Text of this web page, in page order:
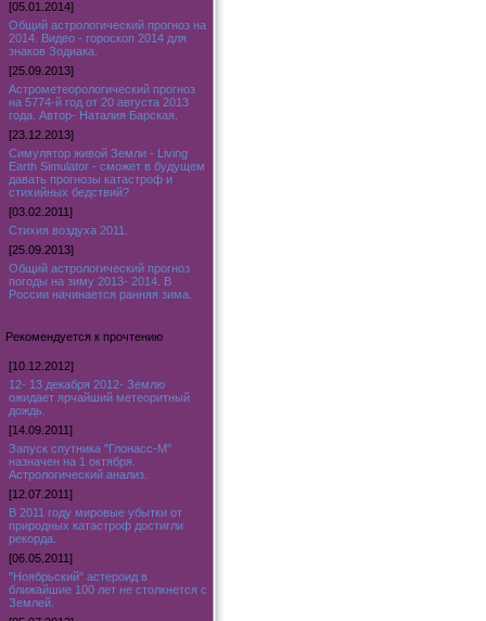
[05.01.2014]
Общий астрологический прогноз на
2014. Видео - гороскоп 2014 для
знаков Зодиака.
[25.09.2013]
Астрометеорологический прогноз
на 5774-й год от 20 августа 2013
года. Автор- Наталия Барская.
[23.12.2013]
Симулятор живой Земли - Living
Earth Simulator - сможет в будущем
давать прогнозы катастроф и
стихийных бедствий?
[03.02.2011]
Стихия воздуха 2011.
[25.09.2013]
Общий астрологический прогноз
погоды на зиму 2013- 2014. В
России начинается ранняя зима.
Рекомендуется к прочтению
[10.12.2012]
12- 13 декабря 2012- Землю
ожидает ярчайший метеоритный
дождь.
[14.09.2011]
Запуск спутника "Глонасс-М"
назначен на 1 октября.
Астрологический анализ.
[12.07.2011]
В 2011 году мировые убытки от
природных катастроф достигли
рекорда.
[06.05.2011]
"Ноябрьский" астероид в
ближайшие 100 лет не столкнется с
Землей.